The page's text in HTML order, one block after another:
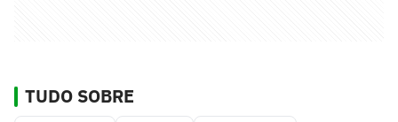
TUDO SOBRE